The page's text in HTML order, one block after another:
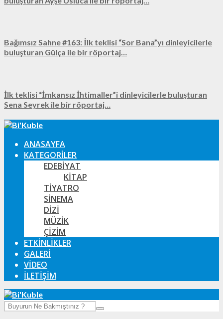
Bağımsız Sahne #163: İlk teklisi “Sor Bana”yı dinleyicilerle
buluşturan Gülça ile bir röportaj…
İlk teklisi “İmkansız İhtimaller”i dinleyicilerle buluşturan
Sena Seyrek ile bir röportaj…
ANASAYFA
KATEGORILER
EDEBIYAT
KITAP
TIYATRO
SINEMA
DIZI
MÜZIK
ÇIZIM
ETKINLIKLER
GALERI
VIDEO
İLETIŞIM